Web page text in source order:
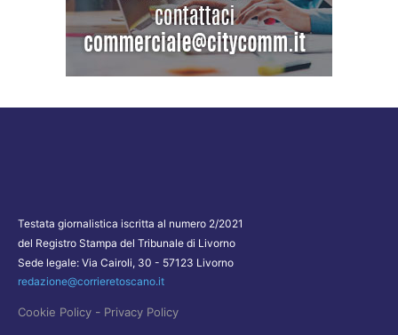
Testata giornalistica iscritta al numero 2/2021
del Registro Stampa del Tribunale di Livorno
Sede legale: Via Cairoli, 30 - 57123 Livorno
redazione@corrieretoscano.it
Cookie Policy - Privacy Policy